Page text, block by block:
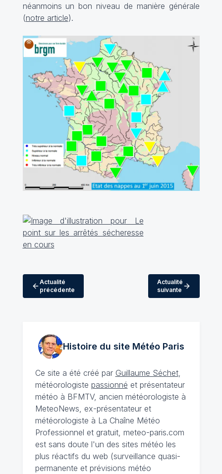
néanmoins un bon niveau de manière générale
(notre article).
Actualité
précédente
Actualité
suivante
Histoire du site MétéoParis
Ce site a été créé par Guillaume Séchet,
météorologiste passionné et présentateur
météo à BFMTV, ancien météorologiste à
MeteoNews, ex-présentateur et
météorologiste à La Chaîne Météo
Professionnel et gratuit, meteo-paris.com
est sans doute l'un des sites météo les
plus réactifs du web (surveillance quasi-
permanente et prévisions météo